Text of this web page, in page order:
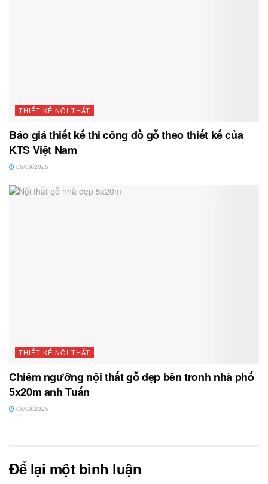
THIẾT KẾ NỘI THẤT
Báo giá thiết kế thi công đồ gỗ theo thiết kế của
KTS Việt Nam
06/09/2025
THIẾT KẾ NỘI THẤT
Chiêm ngưỡng nội thất gỗ đẹp bên tronh nhà phố
5x20m anh Tuấn
06/09/2025
Để lại một bình luận